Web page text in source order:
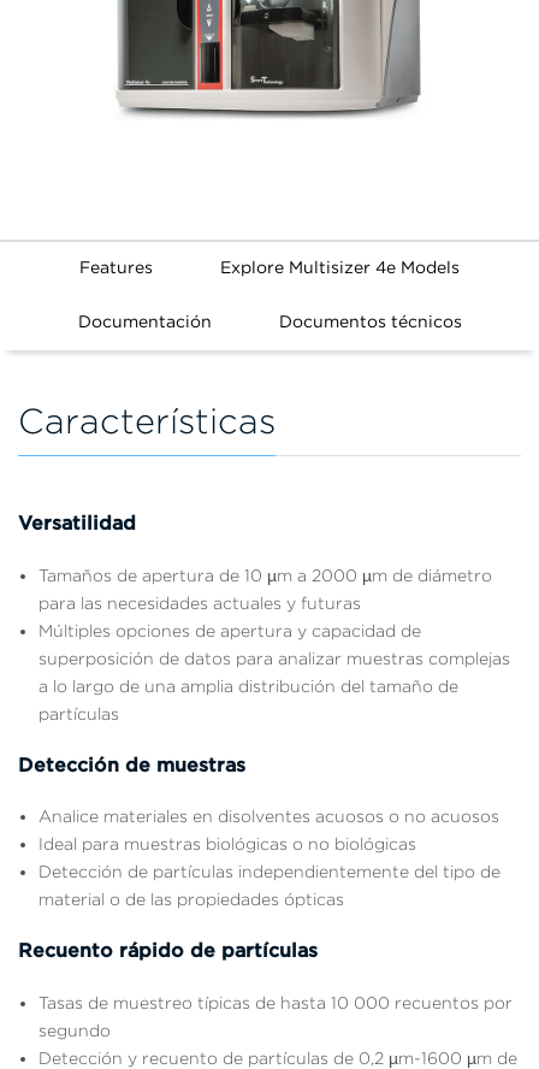
Features Explore Multisizer 4e Models
Documentación Documentos técnicos
Características
Versatilidad
Tamaños de apertura de 10 µm a 2000 µm de diámetro
para las necesidades actuales y futuras
Múltiples opciones de apertura y capacidad de
superposición de datos para analizar muestras complejas
a lo largo de una amplia distribución del tamaño de
partículas
Detección de muestras
Analice materiales en disolventes acuosos o no acuosos
Ideal para muestras biológicas o no biológicas
Detección de partículas independientemente del tipo de
material o de las propiedades ópticas
Recuento rápido de partículas
Tasas de muestreo típicas de hasta 10 000 recuentos por
segundo
Detección y recuento de partículas de 0,2 µm-1600 µm de